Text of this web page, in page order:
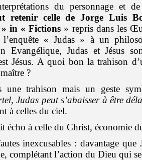
du personnage et
retenir celle de Jorge Luis
in « Fictions » repris dans les
« Judas » à un
Evangélique, Judas et Jésus
Jésus. A quoi bon la trahison
?
une trahison mais un geste
Judas peut s’abaisser à être
à celles du ciel.
écho à celle du Christ, économie
inexcusables : davantage
complétant l’action du Dieu qui